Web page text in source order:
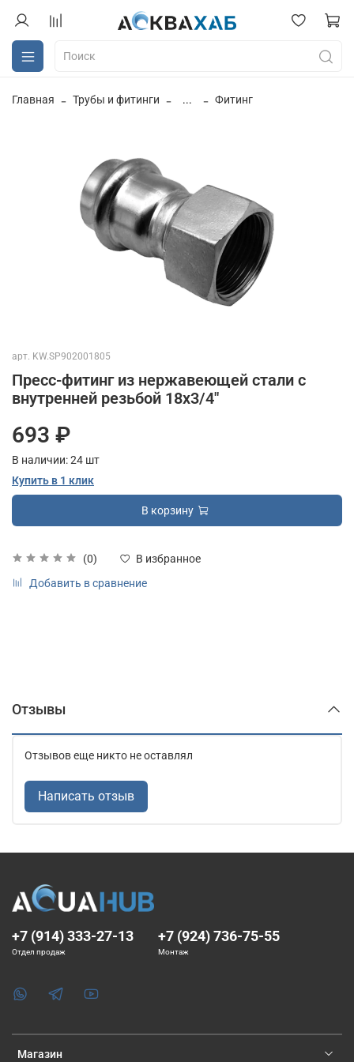
Главная Трубы и фитинги ... Фитинг
арт. KW.SP902001805
Пресс-фитинг из нержавеющей стали с
внутренней резьбой 18х3/4"
(0)
В избранное
Добавить в сравнение
693 ₽
В наличии:24 шт
Купить в 1 клик
В корзину
Отзывы
Отзывов еще никто не оставлял
Написать отзыв
Магазин
+7 (914) 333-27-13
Отдел продаж
+7 (924) 736-75-55
Монтаж